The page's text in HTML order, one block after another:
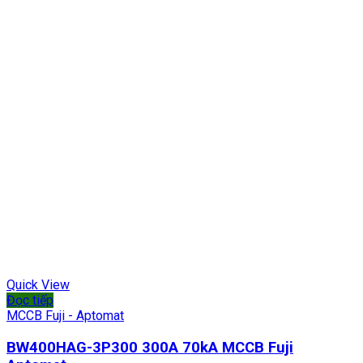
Quick View
Đọc tiếp
MCCB Fuji - Aptomat
BW400HAG-3P300 300A 70kA MCCB Fuji